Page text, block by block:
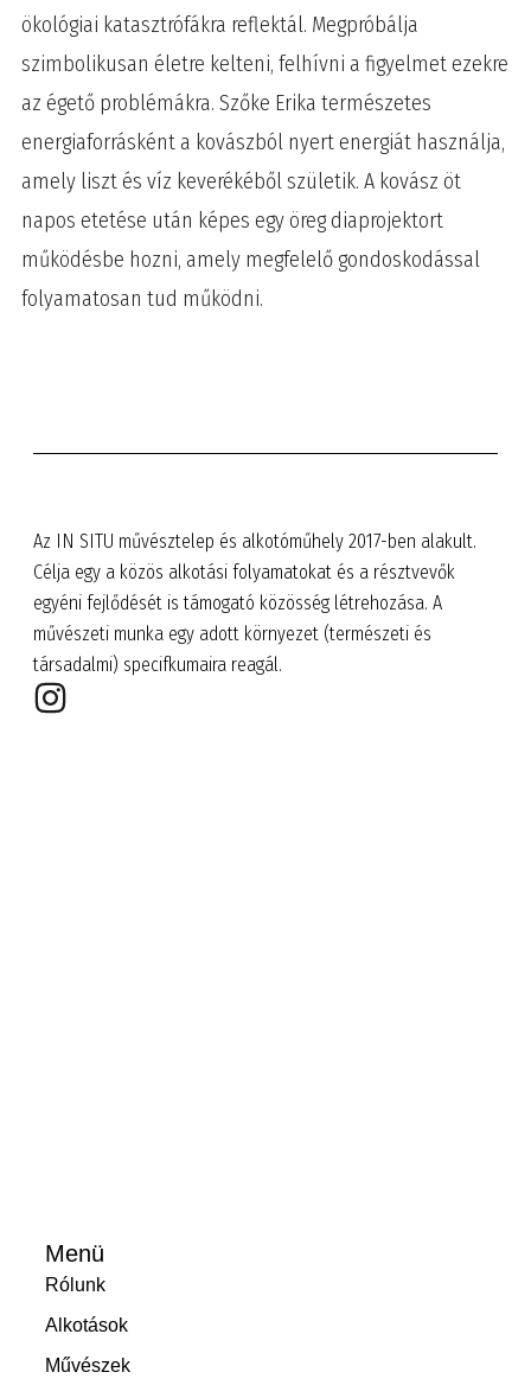
ökológiai katasztrófákra reflektál. Megpróbálja
szimbolikusan életre kelteni, felhívni a figyelmet ezekre
az égető problémákra. Szőke Erika természetes
energiaforrásként a kovászból nyert energiát használja,
amely liszt és víz keverékéből születik. A kovász öt
napos etetése után képes egy öreg diaprojektort
működésbe hozni, amely megfelelő gondoskodással
folyamatosan tud működni.
Az IN SITU művésztelep és alkotóműhely 2017-ben alakult.
Célja egy a közös alkotási folyamatokat és a résztvevők
egyéni fejlődését is támogató közösség létrehozása. A
művészeti munka egy adott környezet (természeti és
társadalmi) specifkumaira reagál.
Menü
Rólunk
Alkotások
Művészek